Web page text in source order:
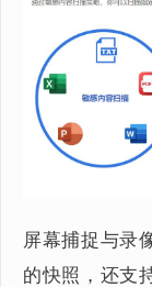
屏幕捕捉与录
的快照，还支